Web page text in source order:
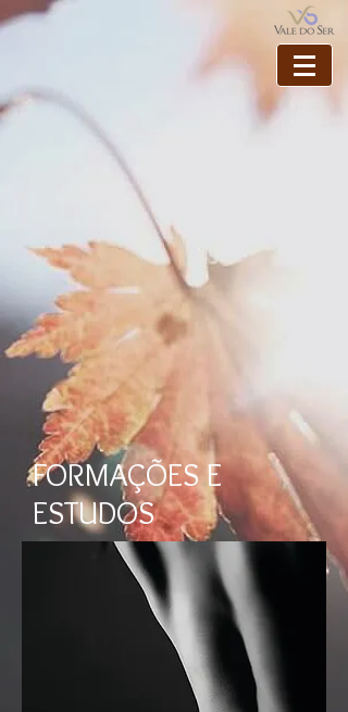
FORMAÇÕES E
ESTUDOS